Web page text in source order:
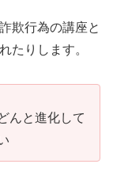
欺行為の講座と
たりします。
んと進化して